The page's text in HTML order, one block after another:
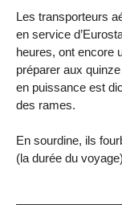
Les transporteurs
en service
heures, ont encore
préparer aux
en puissance est
des rames.
En sourdine, ils
(la durée du